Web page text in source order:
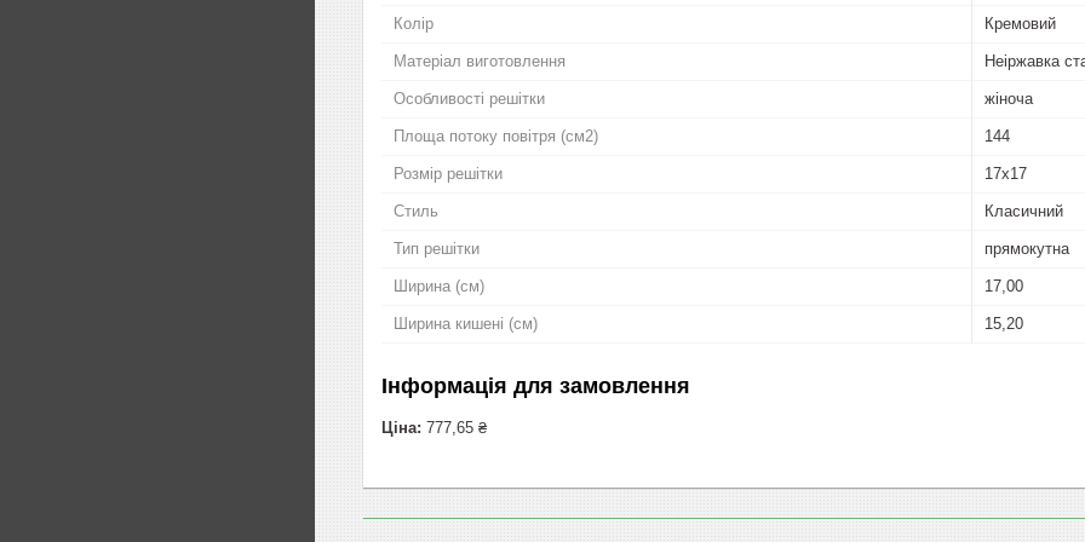
Колір Кремовий
Матеріал виготовлення Неіржавка
Особливості решітки жіноча
Площа потоку повітря (см2) 144
Розмір решітки 17x17
Стиль Класичний
Тип решітки прямокутна
Ширина (см) 17,00
Ширина кишені (см) 15,20
Інформація для замовлення
Ціна: 777,65 ₴